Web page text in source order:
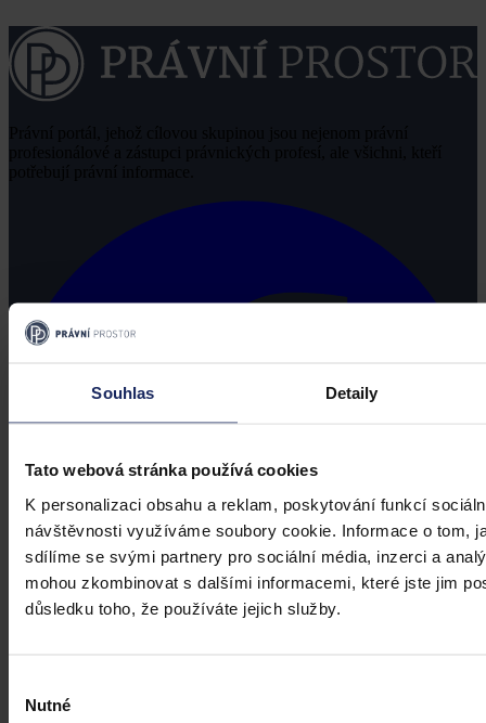
Souhlas Detaily
Tato webová stránka používá cookies
K personalizaci obsahu a reklam, poskytování funkcí
návštěvnosti využíváme soubory cookie. Informace o tom,
sdílíme se svými partnery pro sociální média, inzerci a
mohou zkombinovat s dalšími informacemi, které jste jim
důsledku toho, že používáte jejich služby.
souhlasu
Nutné